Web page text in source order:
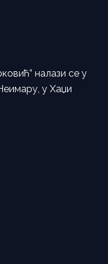
налази се у
у Хаџи